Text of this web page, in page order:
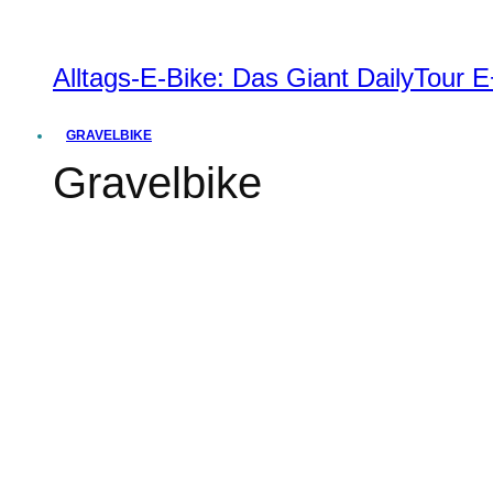
Alltags-E-Bike: Das Giant DailyTour
GRAVELBIKE
Gravelbike